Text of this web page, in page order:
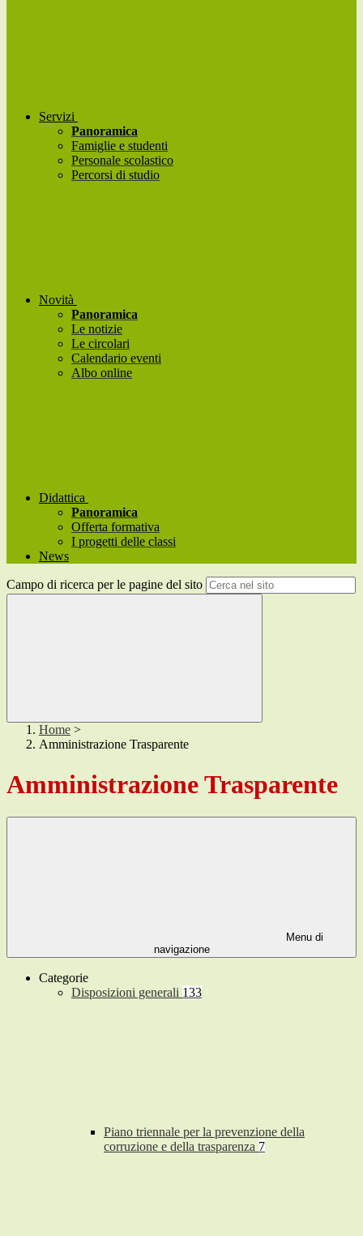
Servizi
Panoramica
Famiglie e studenti
Personale scolastico
Percorsi di studio
Novità
Panoramica
Le notizie
Le circolari
Calendario eventi
Albo online
Didattica
Panoramica
Offerta formativa
I progetti delle classi
News
Campo di ricerca per le pagine del sito
Home >
Amministrazione Trasparente
Amministrazione Trasparente
Menu di
navigazione
Categorie
Disposizioni generali 133
Piano triennale per la prevenzione della
corruzione e della trasparenza 7